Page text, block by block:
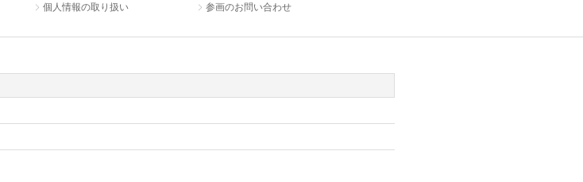
個人情報の取り扱い
参画のお問い合わせ